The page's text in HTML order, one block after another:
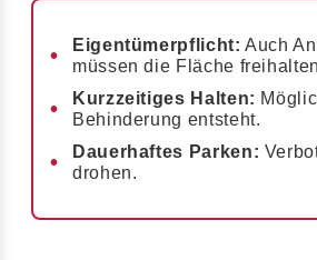
Eigentümerpflicht: Auch
müssen die Fläche
Kurzzeitiges Halten:
Behinderung entsteht.
Dauerhaftes Parken:
drohen.